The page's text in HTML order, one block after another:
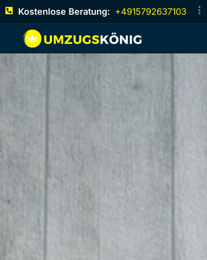
Kostenlose Beratung: +4915792637103